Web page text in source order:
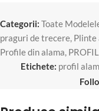
Categorii: Toate
praguri de trecere, Plinte
Profile din alama,
Etichete: profil